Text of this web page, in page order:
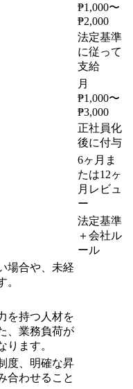
₱1,000〜
₱2,000
法定基準
に従って
支給
月
₱1,000〜
₱3,000
正社員化
後に付与
6ヶ月ま
たは12ヶ
月レビュ
ー
法定基準
＋会社ル
ール
場合や、未経
。
を持つ人材を
、業務負荷が
ります。
度、明確な昇
合わせること